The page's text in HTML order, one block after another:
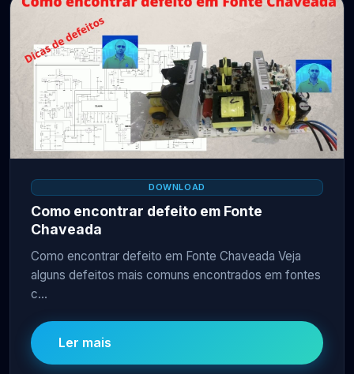
DOWNLOAD
Como encontrar defeito em Fonte
Chaveada
Como encontrar defeito em Fonte Chaveada Veja
alguns defeitos mais comuns encontrados em fontes
c...
Ler mais